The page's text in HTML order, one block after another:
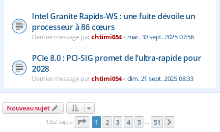
Intel Granite Rapids-WS : une fuite dévoile un
processeur à 86 cœurs
Dernier message parchtimi054« mar. 30 sept. 2025 07:56
PCIe 8.0 : PCI-SIG promet de l’ultra-rapide pour
2028
Dernier message parchtimi054«dim. 21 sept. 2025 08:33
Nouveau sujet
1252 sujets Page 1sur51
1 2 3 4 5 … 51